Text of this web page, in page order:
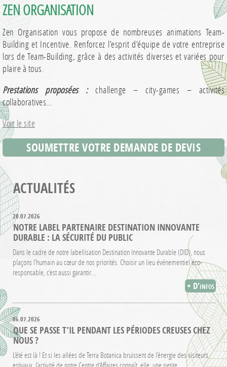
ZEN ORGANISATION
Zen Organisation vous propose de nombreuses animations Team-
Building et Incentive. Renforcez l’esprit d’équipe de votre entreprise
lors de Team-Building, grâce à des activités diverses et variées pour
plaire à tous.
Prestations proposées :challenge – city-games – activités
collaboratives…
Voir le site
SOUMETTRE VOTRE DEMANDE DE DEVIS
ACTUALITÉS
20.07.2026
NOTRE LABEL PARTENAIRE DESTINATION INNOVANTE
DURABLE : LA SÉCURITÉ DU PUBLIC
Dans le cadre de notre labellisation Destination Innovante Durable (DID), nous
plaçons l’humain au cœur de nos priorités. Choisir un lieu événementiel éco-
responsable, c’est aussi garantir…
+ D'infos
06.07.2026
QUE SE PASSE T’IL PENDANT LES PÉRIODES CREUSES CHEZ
NOUS ?
L’été est là ! Et si les allées de Terra Botanica bruissent de l’énergie des visiteurs